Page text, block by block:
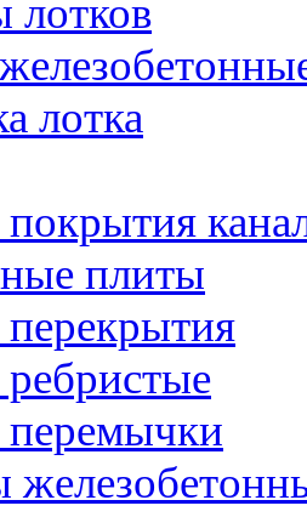
лотков
лотка
плиты